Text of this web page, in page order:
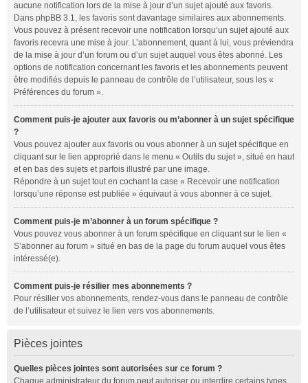
aucune notification lors de la mise à jour d’un sujet ajouté aux favoris.
Dans phpBB 3.1, les favoris sont davantage similaires aux abonnements.
Vous pouvez à présent recevoir une notification lorsqu’un sujet ajouté aux
favoris recevra une mise à jour. L’abonnement, quant à lui, vous préviendra
de la mise à jour d’un forum ou d’un sujet auquel vous êtes abonné. Les
options de notification concernant les favoris et les abonnements peuvent
être modifiés depuis le panneau de contrôle de l’utilisateur, sous les «
Préférences du forum ».
Comment puis-je ajouter aux favoris ou m’abonner à un sujet spécifique
?
Vous pouvez ajouter aux favoris ou vous abonner à un sujet spécifique en
cliquant sur le lien approprié dans le menu « Outils du sujet », situé en haut
et en bas des sujets et parfois illustré par une image.
Répondre à un sujet tout en cochant la case « Recevoir une notification
lorsqu’une réponse est publiée » équivaut à vous abonner à ce sujet.
Comment puis-je m’abonner à un forum spécifique ?
Vous pouvez vous abonner à un forum spécifique en cliquant sur le lien «
S’abonner au forum » situé en bas de la page du forum auquel vous êtes
intéressé(e).
Comment puis-je résilier mes abonnements ?
Pour résilier vos abonnements, rendez-vous dans le panneau de contrôle
de l’utilisateur et suivez le lien vers vos abonnements.
Pièces jointes
Quelles pièces jointes sont autorisées sur ce forum ?
Chaque administrateur du forum peut autoriser ou interdire certains types